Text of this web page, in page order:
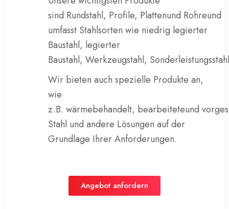
sind Rundstahl, Profile, Plattenund Rohreund
umfasst Stahlsorten wie niedrig legierter
Baustahl, legierter
Baustahl, Werkzeugstahl, Sonderleistungsstahl
Wir bieten auch spezielle Produkte an,
wie
z.B. wärmebehandelt, bearbeiteteund
Stahl und andere Lösungen auf der
Grundlage Ihrer Anforderungen.
Angebot anfordern